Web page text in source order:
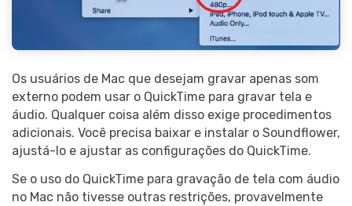
Os usuários de Mac que desejam gravar apenas som
externo podem usar o QuickTime para gravar tela e
áudio. Qualquer coisa além disso exige procedimentos
adicionais. Você precisa baixar e instalar o Soundflower,
ajustá-lo e ajustar as configurações do QuickTime.
Se o uso do QuickTime para gravação de tela com áudio
no Mac não tivesse outras restrições, provavelmente